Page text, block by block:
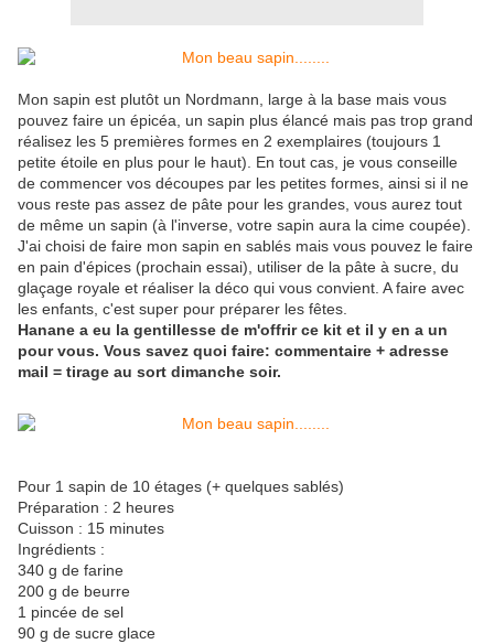
Mon sapin est plutôt un Nordmann, large à la base mais vous
pouvez faire un épicéa, un sapin plus élancé mais pas trop grand
réalisez les 5 premières formes en 2 exemplaires (toujours 1
petite étoile en plus pour le haut). En tout cas, je vous conseille
de commencer vos découpes par les petites formes, ainsi si il ne
vous reste pas assez de pâte pour les grandes, vous aurez tout
de même un sapin (à l'inverse, votre sapin aura la cime coupée).
J'ai choisi de faire mon sapin en sablés mais vous pouvez le faire
en pain d'épices (prochain essai), utiliser de la pâte à sucre, du
glaçage royale et réaliser la déco qui vous convient. A faire avec
les enfants, c'est super pour préparer les fêtes.
Hanane a eu la gentillesse de m'offrir ce kit et il y en a un
pour vous. Vous savez quoi faire: commentaire + adresse
mail = tirage au sort dimanche soir.
Pour 1 sapin de 10 étages (+ quelques sablés)
Préparation : 2 heures
Cuisson : 15 minutes
Ingrédients :
340 g de farine
200 g de beurre
1 pincée de sel
90 g de sucre glace